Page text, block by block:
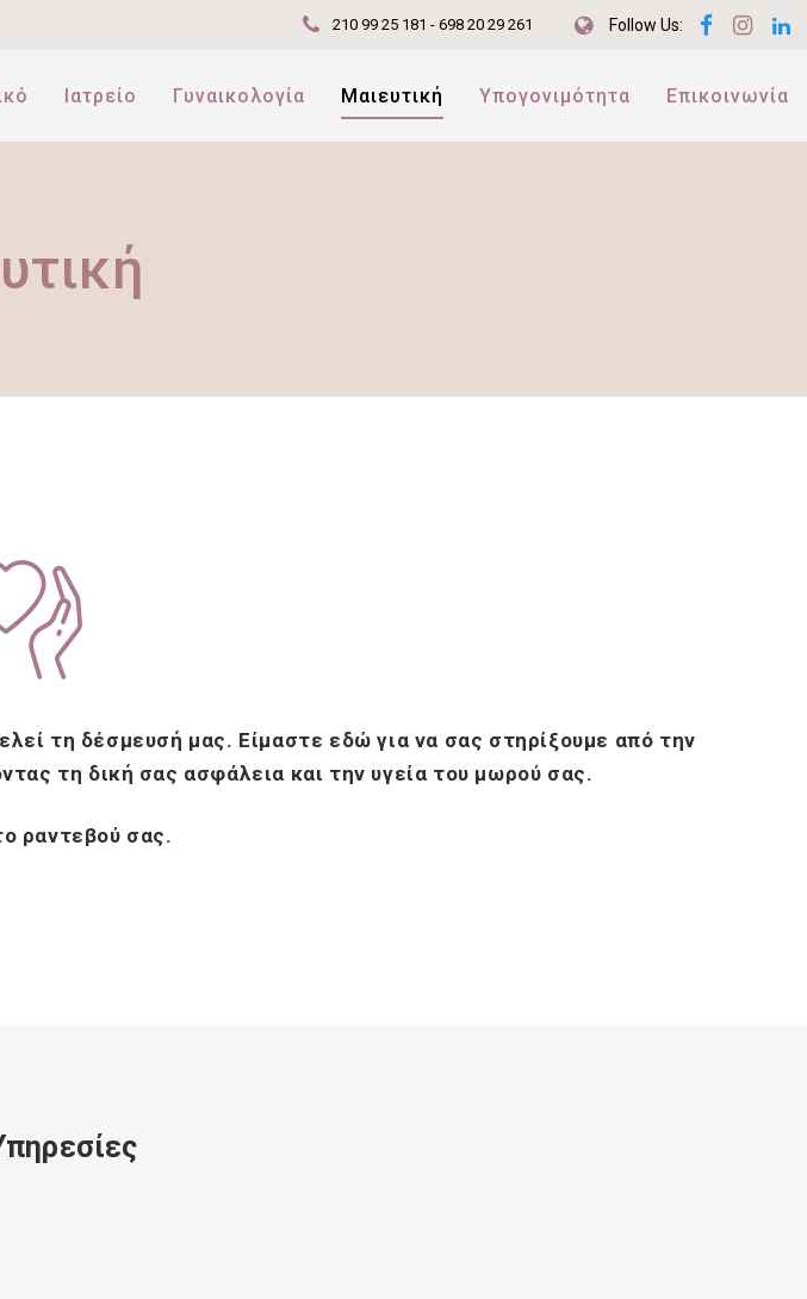
210 99 25 181 - 698 20 29 261 Follow Us:
Ιατρείο Γυναικολογία Μαιευτική Υπογονιμότητα Επικοινωνία
τη δέσμευσή μας. Είμαστε εδώ για να σας στηρίξουμε από την
τη δική σας ασφάλεια και την υγεία του μωρού σας.
ραντεβού σας.